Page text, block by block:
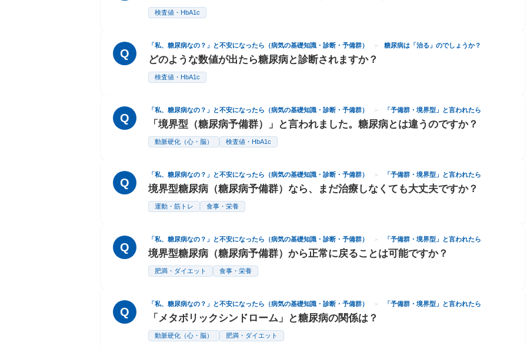
検査値・HbA1c
Q
「私、糖尿病なの？」と不安になったら（病気の基礎知識・診断・予備群） 糖尿病は「治る」のでしょうか？
どのような数値が出たら糖尿病と診断されますか？
検査値・HbA1c
Q
「私、糖尿病なの？」と不安になったら（病気の基礎知識・診断・予備群） 「予備群・境界型」と言われたら
「境界型（糖尿病予備群）」と言われました。糖尿病とは違うのですか？
動脈硬化（心・脳） 検査値・HbA1c
Q
「私、糖尿病なの？」と不安になったら（病気の基礎知識・診断・予備群） 「予備群・境界型」と言われたら
境界型糖尿病（糖尿病予備群）なら、まだ治療しなくても大丈夫ですか？
運動・筋トレ 食事・栄養
Q
「私、糖尿病なの？」と不安になったら（病気の基礎知識・診断・予備群） 「予備群・境界型」と言われたら
境界型糖尿病（糖尿病予備群）から正常に戻ることは可能ですか？
肥満・ダイエット 食事・栄養
Q
「私、糖尿病なの？」と不安になったら（病気の基礎知識・診断・予備群） 「予備群・境界型」と言われたら
「メタボリックシンドローム」と糖尿病の関係は？
動脈硬化（心・脳） 肥満・ダイエット